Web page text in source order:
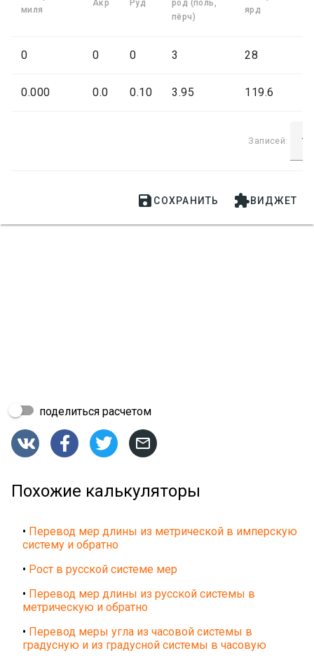
миля
Акр Руд
род (поль,
пёрч)
ярд
0 0 0 3 28
0.000 0.0 0.10 3.95 119.6
Записей:
 СОХРАНИТЬ ВИДЖЕТ
поделиться расчетом
   
Похожие калькуляторы
• Перевод мер длины из метрической в имперскую
систему и обратно
• Рост в русской системе мер
• Перевод мер длины из русской системы в
метрическую и обратно
• Перевод меры угла из часовой системы в
градусную и из градусной системы в часовую